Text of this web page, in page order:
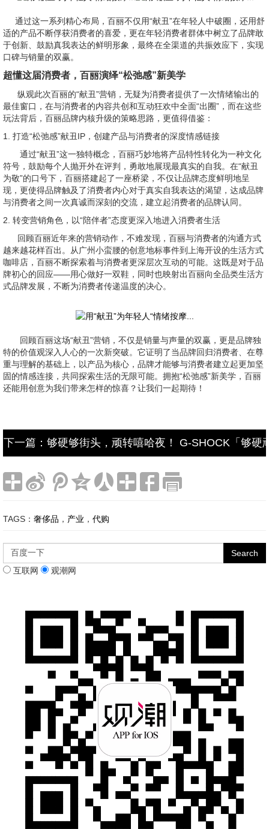
通过这一系列精心布局，百丽不仅用“献丑”在年轻人中破圈，还用舒
适的产品不断俘获消费者的喜爱，更在年轻消费者群体中树立了品牌敢
于创新、鼓励真我表达的鲜明形象，最终在全渠道的共振效应下，实现
口碑与销量的双赢。
超懂这届消费者，百丽演绎“松弛感”新美学
纵观此次百丽的“献丑”营销，无疑为消费者提供了一次情绪输出的
最佳窗口，在与消费者的内容共创和互动狂欢中全面“出圈”，而在这些
玩法背后，百丽品牌内核升级的策略思路，更值得借鉴：
1. 打造“松弛感”献丑IP，创建产品与消费者的深度情感链接
通过“献丑”这一独特概念，百丽巧妙地将产品特性转化为一种文化
符号，鼓励每个人抛开外在评判，勇敢地展现最真实的自我。在“献丑
为敬”的口号下，百丽搭建起了一座桥梁，不仅让品牌态度鲜明地呈
现，更使得品牌触及了消费者内心对于真实自我表达的渴望，达成品牌
与消费者之间一次真诚而深刻的交流，建立起消费者的品牌认同。
2. 转变营销角色，以“陪伴者”态度更深入地进入消费者生活
回顾百丽近年来的营销动作，不难发现，百丽与消费者的沟通方式
越来越花样百出。从广州小蛮腰的创意地标事件到上海开设的生活方式
咖啡店，百丽不断探索着与消费者更深层次互动的可能。这既是对于品
牌初心的回应——用心做好一双鞋，同时也映射出百丽向全品类生活方
式品牌发展，不断为消费者传递温度的决心。
回顾百丽这场“献丑”营销，不仅是销量与声量的双赢，更是品牌独
特的价值观深入人心的一次新突破。它证明了当品牌回归消费者、在尊
重与理解的基础上，以产品为核心，品牌才能够与消费者建立起更加坚
固的情感连接，共同探索生活的无限可能。拥抱“松弛感”新美学，百丽
还能用创意为我们带来怎样的惊喜？让我们一起期待！
下一篇：够硬够街头，顽转嘻哈夜！ G-SHOCK「够硬
TAGS： 奢侈品 ， 产业 ， 代购
互联网 观潮网